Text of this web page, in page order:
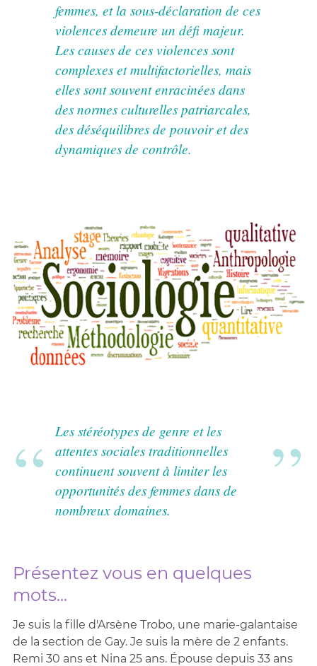
femmes, et la sous-déclaration de ces
violences demeure un défi majeur.
Les causes de ces violences sont
complexes et multifactorielles, mais
elles sont souvent enracinées dans
des normes culturelles patriarcales,
des déséquilibres de pouvoir et des
dynamiques de contrôle.
Les stéréotypes de genre et les
attentes sociales traditionnelles
continuent souvent à limiter les
opportunités des femmes dans de
nombreux domaines.
Présentez vous en quelques
mots...
Je suis la fille d'Arsène Trobo, une marie-galantaise
de la section de Gay. Je suis la mère de 2 enfants.
Remi 30 ans et Nina 25 ans. Épouse depuis 33 ans